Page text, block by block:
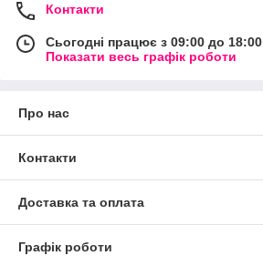
Контакти
Сьогодні працює з 09:00 до 18:00
Показати весь графік роботи
Про нас
Контакти
Доставка та оплата
Графік роботи